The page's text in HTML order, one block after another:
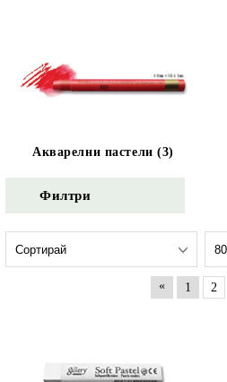
Акварелни пастели (3)
Филтри
« 1 2